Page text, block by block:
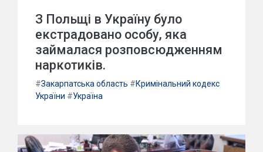
З Польщі в Україну було
екстрадовано особу, яка
займалася розповсюдженням
наркотиків.
#Закарпатська область #Кримінальний кодекс
України #Україна